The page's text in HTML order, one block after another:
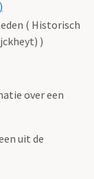
( Historisch
)
over een
uit de